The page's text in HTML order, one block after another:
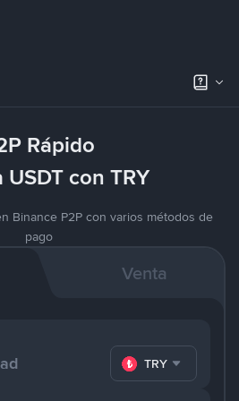
Rápido
USDT con TRY
Binance P2P con varios métodos de
pago
Venta
TRY